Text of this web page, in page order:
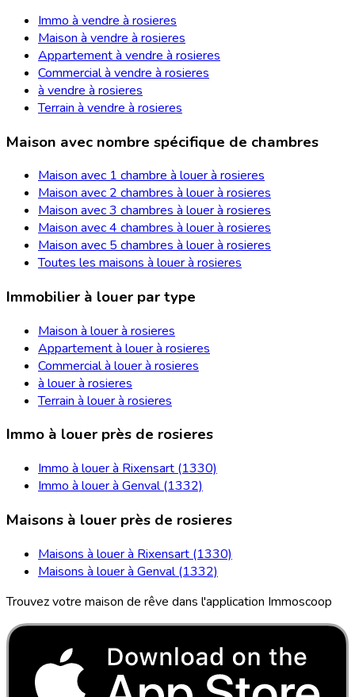
Immo à vendre à rosieres
Maison à vendre à rosieres
Appartement à vendre à rosieres
Commercial à vendre à rosieres
à vendre à rosieres
Terrain à vendre à rosieres
Maison avec nombre spécifique de chambres
Maison avec 1 chambre à louer à rosieres
Maison avec 2 chambres à louer à rosieres
Maison avec 3 chambres à louer à rosieres
Maison avec 4 chambres à louer à rosieres
Maison avec 5 chambres à louer à rosieres
Toutes les maisons à louer à rosieres
Immobilier à louer par type
Maison à louer à rosieres
Appartement à louer à rosieres
Commercial à louer à rosieres
à louer à rosieres
Terrain à louer à rosieres
Immo à louer près de rosieres
Immo à louer à Rixensart (1330)
Immo à louer à Genval (1332)
Maisons à louer près de rosieres
Maisons à louer à Rixensart (1330)
Maisons à louer à Genval (1332)
Trouvez votre maison de rêve dans l'application Immoscoop